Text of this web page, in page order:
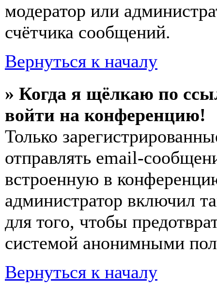
модератор или
счётчика сообщений.
Вернуться к началу
» Когда я щёлкаю по
войти на конференцию!
Только
отправлять email-
встроенную в
администратор включил
для того, чтобы
системой анонимными
Вернуться к началу